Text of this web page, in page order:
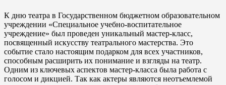
К дню театра в Государственном бюджетном образовательном
учреждении «Специальное учебно-воспитательное
учреждение» был проведен уникальный мастер-класс,
посвященный искусству театрального мастерства. Это
событие стало настоящим подарком для всех участников,
способным расширить их понимание и взгляды на театр.
Одним из ключевых аспектов мастер-класса была работа с
голосом и дикцией. Так как актеры являются неотъемлемой